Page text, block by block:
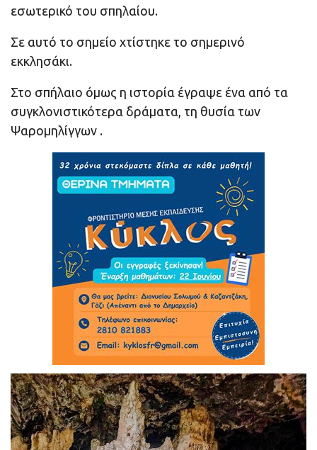
εσωτερικό του σπηλαίου.
Σε αυτό το σημείο χτίστηκε το σημερινό
εκκλησάκι.
Στο σπήλαιο όμως η ιστορία έγραψε ένα από τα
συγκλονιστικότερα δράματα, τη θυσία των
Ψαρομηλίγγων .